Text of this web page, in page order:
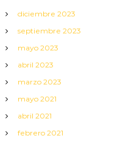
diciembre 2023
septiembre 2023
mayo 2023
abril 2023
marzo 2023
mayo 2021
abril 2021
febrero 2021